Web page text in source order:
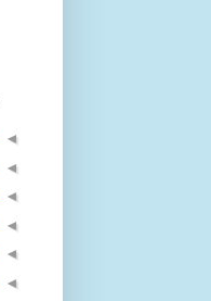
◄
◄
◄
◄
◄
◄